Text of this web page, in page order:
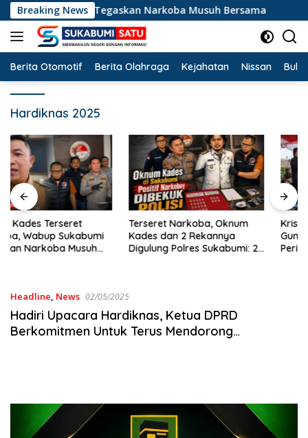
Langsung
ke
konten
Breaking News
Sukabumi Tegaskan Narkoba Musuh Bersama
Berita Otomotif Berita Olahraga Kejahatan Nissan
Hardiknas 2025
Terseret Narkoba, Oknum
Kades dan 2 Rekannya
Digulung Polres Sukabumi: 28
Krisdayanti dan Once Mekel
Guncang Cibadak,
Peringatan HUT RI ke-81 dan
Headline, News 02/05/2025
Hadiri Upacara Hardiknas, Ketua DPRD
Berkomitmen Untuk Terus Mendorong